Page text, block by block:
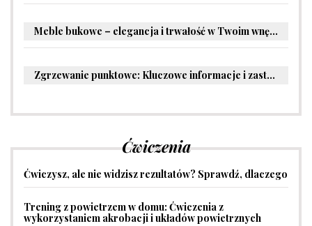
Meble bukowe – elegancja i trwałość w Twoim wnętrzu
Zgrzewanie punktowe: Kluczowe informacje i zastosowania w przemyśle
Ćwiczenia
Ćwiczysz, ale nie widzisz rezultatów? Sprawdź, dlaczego
Trening z powietrzem w domu: Ćwiczenia z
wykorzystaniem akrobacji i układów powietrznych